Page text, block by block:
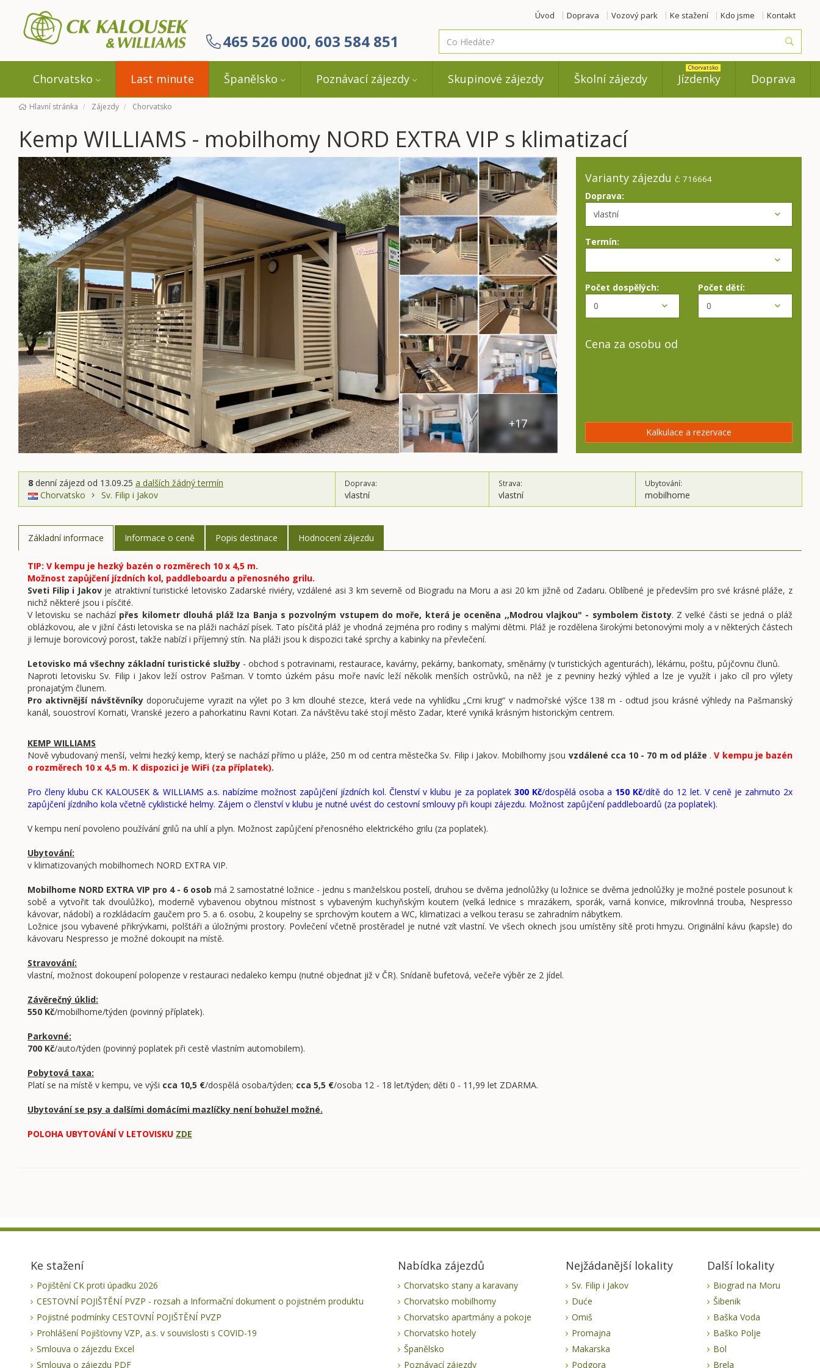
Úvod Doprava Vozový park Ke stažení Kdo jsme Kontakt
465 526 000, 603 584 851
hledáte
Chorvatsko Last minute Španělsko Poznávací zájezdy Skupinové zájezdy Školní zájezdy Jízdenky
Chorvatsko
Doprava
Hlavní stránka Zájezdy Chorvatsko
Kemp WILLIAMS - mobilhomy NORD EXTRA VIP s klimatizací
Varianty zájezdu č: 716664
Doprava:
Termín:
Počet dospělých: Počet dětí:
Cena za osobu od
Kalkulace a rezervace
+17
8 denní zájezd od 13.09.25 a dalších žádný termín
Chorvatsko
Sv. Filip i Jakov
Doprava:
vlastní
Strava:
vlastní
Ubytování:
mobilhome
Základní informace Informace o ceně Popis destinace Hodnocení zájezdu
TIP: V kempu je hezký bazén o rozměrech 10 x 4,5 m.
Možnost zapůjčení jízdních kol, paddleboardu a přenosného grilu.
Sveti Filip i Jakov je atraktivní turistické letovisko Zadarské riviéry, vzdálené asi 3 km severně od Biogradu na Moru a asi 20 km jižně od Zadaru. Oblíbené je především pro své krásné pláže, z
nichž některé jsou i písčité.
V letovisku se nachází přes kilometr dlouhá pláž Iza Banja s pozvolným vstupem do moře, která je oceněna ,,Modrou vlajkou" - symbolem čistoty. Z velké části se jedná o pláž
oblázkovou, ale v jižní části letoviska se na pláži nachází písek. Tato písčitá pláž je vhodná zejména pro rodiny s malými dětmi. Pláž je rozdělena širokými betonovými moly a v některých částech
ji lemuje borovicový porost, takže nabízí i příjemný stín. Na pláži jsou k dispozici také sprchy a kabinky na převlečení.
Letovisko má všechny základní turistické služby - obchod s potravinami, restaurace, kavárny, pekárny, bankomaty, směnárny (v turistických agenturách), lékárnu, poštu, půjčovnu člunů.
Naproti letovisku Sv. Filip i Jakov leží ostrov Pašman. V tomto úzkém pásu moře navíc leží několik menších ostrůvků, na něž je z pevniny hezký výhled a lze je využít i jako cíl pro výlety
pronajatým člunem.
Pro aktivnější návštěvníkydoporučujeme vyrazit na výlet po 3 km dlouhé stezce, která vede na vyhlídku „Crni krug“ v nadmořské výšce 138 m - odtud jsou krásné výhledy na Pašmanský
kanál, souostroví Kornati, Vranské jezero a pahorkatinu Ravni Kotari. Za návštěvu také stojí město Zadar, které vyniká krásným historickým centrem.
KEMP WILLIAMS
Nově vybudovaný menší, velmi hezký kemp, který se nachází přímo u pláže, 250 m od centra městečka Sv. Filip i Jakov. Mobilhomy jsou vzdálené cca 10 - 70 m od pláže .V kempu je bazén
o rozměrech 10 x 4,5 m. K dispozici je WiFi (za příplatek).
Pro členy klubu CK KALOUSEK & WILLIAMS a.s. nabízíme možnost zapůjčení jízdních kol. Členství v klubu je za poplatek 300 Kč/dospělá osoba a 150 Kč/dítě do 12 let. V ceně je zahrnuto 2x
zapůjčení jízdního kola včetně cyklistické helmy. Zájem o členství v klubu je nutné uvést do cestovní smlouvy při koupi zájezdu. Možnost zapůjčení paddleboardů (za poplatek).
V kempu není povoleno používání grilů na uhlí a plyn. Možnost zapůjčení přenosného elektrického grilu (za poplatek).
Ubytování:
v klimatizovaných mobilhomech NORD EXTRA VIP.
Mobilhome NORD EXTRA VIP pro 4 - 6 osob má 2 samostatné ložnice - jednu s manželskou postelí, druhou se dvěma jednolůžky (u ložnice se dvěma jednolůžky je možné postele posunout k
sobě a vytvořit tak dvoulůžko), moderně vybavenou obytnou místnost s vybaveným kuchyňským koutem (velká lednice s mrazákem, sporák, varná konvice, mikrovlnná trouba, Nespresso
kávovar, nádobí) a rozkládacím gaučem pro 5. a 6. osobu, 2 koupelny se sprchovým koutem a WC, klimatizaci a velkou terasu se zahradním nábytkem.
Ložnice jsou vybavené přikrývkami, polštáři a úložnými prostory. Povlečení včetně prostěradel je nutné vzít vlastní. Ve všech oknech jsou umístěny sítě proti hmyzu. Originální kávu (kapsle) do
kávovaru Nespresso je možné dokoupit na místě.
Stravování:
vlastní, možnost dokoupení polopenze v restauraci nedaleko kempu (nutné objednat již v ČR). Snídaně bufetová, večeře výběr ze 2 jídel.
Závěrečný úklid:
550 Kč/mobilhome/týden (povinný příplatek).
Parkovné:
700 Kč/auto/týden (povinný poplatek při cestě vlastním automobilem).
Pobytová taxa:
Platí se na místě v kempu, ve výši cca 10,5 €/dospělá osoba/týden; cca 5,5 €/osoba 12 - 18 let/týden; děti 0 - 11,99 let ZDARMA.
Ubytování se psy a dalšími domácími mazlíčky není bohužel možné.
POLOHA UBYTOVÁNÍ V LETOVISKU ZDE
Ke stažení
Pojištění CK proti úpadku 2026
CESTOVNÍ POJIŠTĚNÍ PVZP - rozsah a Informační dokument o pojistném produktu
Pojistné podmínky CESTOVNÍ POJIŠTĚNÍ PVZP
Prohlášení Pojišťovny VZP, a.s. v souvislosti s COVID-19
Smlouva o zájezdu Excel
Smlouva o zájezdu PDF
Nabídka zájezdů
Chorvatsko stany a karavany
Chorvatsko mobilhomy
Chorvatsko apartmány a pokoje
Chorvatsko hotely
Španělsko
Poznávací zájezdy
Nejžádanější lokality
Sv. Filip i Jakov
Duće
Omiš
Promajna
Makarska
Podgora
Další lokality
Biograd na Moru
Šibenik
Baška Voda
Baško Polje
Bol
Brela